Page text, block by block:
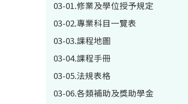
03-01.修業及學位授予規定
03-02.專業科目一覽表
03-03.課程地圖
03-04.課程手冊
03-05.法規表格
03-06.各類補助及獎助學金